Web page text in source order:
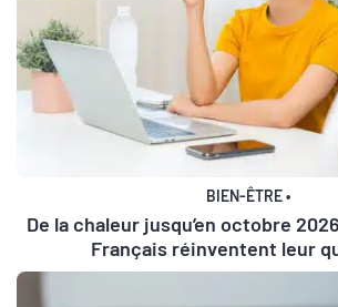
BIEN-ÊTRE•
De la chaleur jusqu’en octobre
Français réinventent leur